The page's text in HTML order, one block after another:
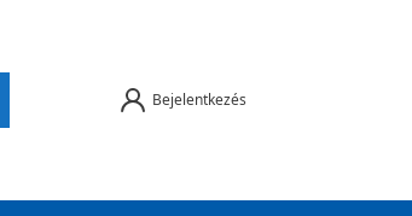
Bejelentkezés